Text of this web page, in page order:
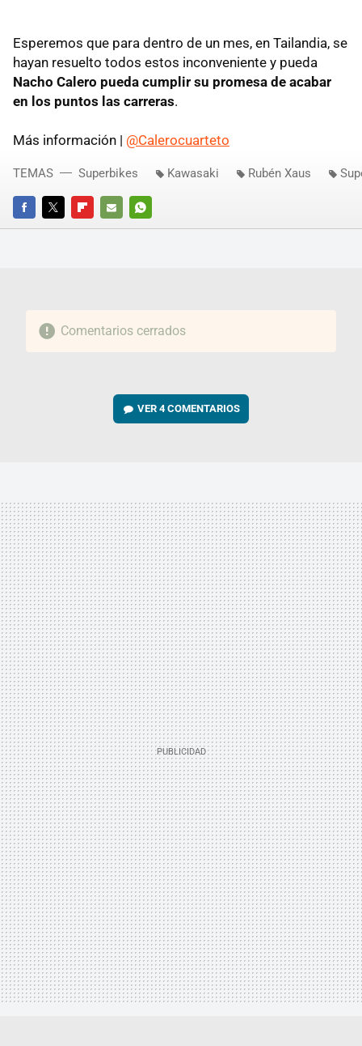
Esperemos que para dentro de un mes, en Tailandia, se
hayan resuelto todos estos inconveniente y pueda
Nacho Calero pueda cumplir su promesa de acabar
en los puntos las carreras.
Más información | @Calerocuarteto
FACEBOOKTWITTERFLIPBOARD
E-
WHATSAPP
TEMAS Superbikes Kawasaki Rubén Xaus
Comentarios cerrados
VER4 COMENTARIOS